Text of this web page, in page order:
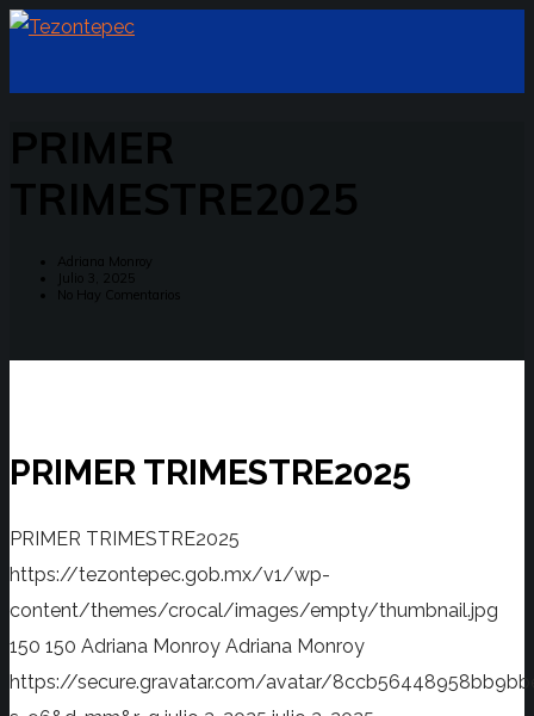
PRIMER
TRIMESTRE2025
Adriana Monroy
Julio 3, 2025
No Hay Comentarios
PRIMER TRIMESTRE2025
PRIMER TRIMESTRE2025
https://tezontepec.gob.mx/v1/wp-
content/themes/crocal/images/empty/thumbnail.jpg
150 150 Adriana Monroy Adriana Monroy
https://secure.gravatar.com/avatar/